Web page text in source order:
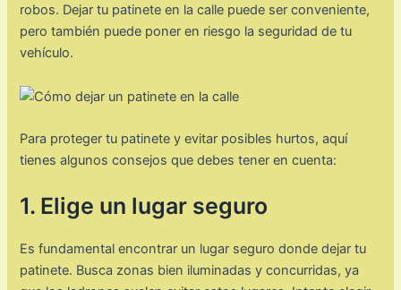
robos. Dejar tu patinete en la calle puede ser conveniente,
pero también puede poner en riesgo la seguridad de tu
vehículo.
Para proteger tu patinete y evitar posibles hurtos, aquí
tienes algunos consejos que debes tener en cuenta:
1. Elige un lugar seguro
Es fundamental encontrar un lugar seguro donde dejar tu
patinete. Busca zonas bien iluminadas y concurridas, ya